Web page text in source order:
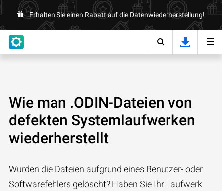
Erhalten Sie einen Rabatt auf die Datenwiederherstellung!
Wie man .ODIN-Dateien von
defekten Systemlaufwerken
wiederherstellt
Wurden die Dateien aufgrund eines Benutzer- oder
Softwarefehlers gelöscht? Haben Sie Ihr Laufwerk